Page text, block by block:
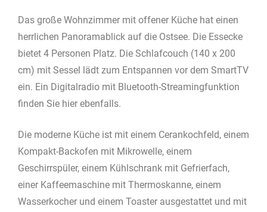
Das große Wohnzimmer mit offener Küche hat einen
herrlichen Panoramablick auf die Ostsee. Die Essecke
bietet 4 Personen Platz. Die Schlafcouch (140 x 200
cm) mit Sessel lädt zum Entspannen vor dem SmartTV
ein. Ein Digitalradio mit Bluetooth-Streamingfunktion
finden Sie hier ebenfalls.
Die moderne Küche ist mit einem Cerankochfeld, einem
Kompakt-Backofen mit Mikrowelle, einem
Geschirrspüler, einem Kühlschrank mit Gefrierfach,
einer Kaffeemaschine mit Thermoskanne, einem
Wasserkocher und einem Toaster ausgestattet und mit